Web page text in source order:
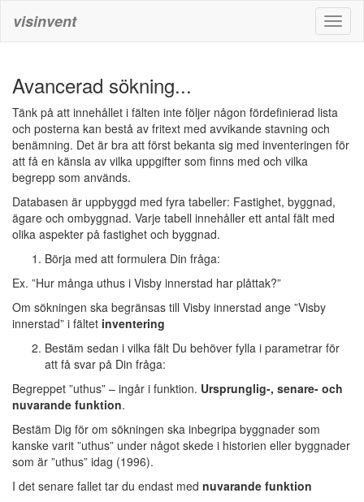
visinvent
Avancerad sökning...
Tänk på att innehållet i fälten inte följer någon fördefinierad lista
och posterna kan bestå av fritext med avvikande stavning och
benämning. Det är bra att först bekanta sig med inventeringen för
att få en känsla av vilka uppgifter som finns med och vilka
begrepp som används.
Databasen är uppbyggd med fyra tabeller: Fastighet, byggnad,
ägare och ombyggnad. Varje tabell innehåller ett antal fält med
olika aspekter på fastighet och byggnad.
Börja med att formulera Din fråga:
Ex. ”Hur många uthus i Visby innerstad har plåttak?”
Om sökningen ska begränsas till Visby innerstad ange ”Visby
innerstad” i fältet inventering
Bestäm sedan i vilka fält Du behöver fylla i parametrar för
att få svar på Din fråga:
Begreppet ”uthus” – ingår i funktion. Ursprunglig-, senare- och
nuvarande funktion.
Bestäm Dig för om sökningen ska inbegripa byggnader som
kanske varit ”uthus” under något skede i historien eller byggnader
som är ”uthus” idag (1996).
I det senare fallet tar du endast med nuvarande funktion